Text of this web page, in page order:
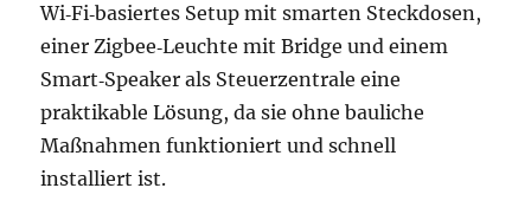
Wi‑Fi‑basiertes Setup mit smarten Steckdosen,
einer Zigbee‑Leuchte mit Bridge und einem
Smart‑Speaker als Steuerzentrale eine
praktikable Lösung, da sie ohne bauliche
Maßnahmen funktioniert und schnell
installiert ist.